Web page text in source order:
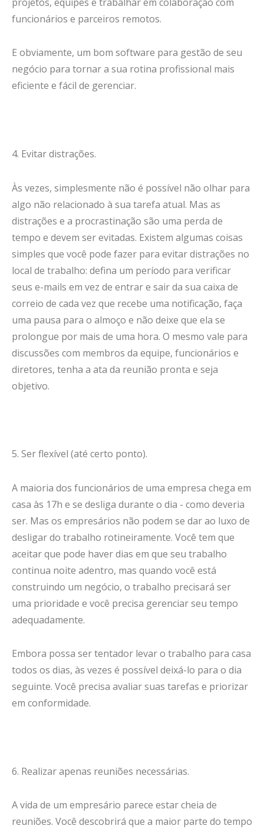
funcionários e parceiros remotos.
E obviamente, um bom software para gestão de seu
negócio para tornar a sua rotina profissional mais
eficiente e fácil de gerenciar.
4. Evitar distrações.
Às vezes, simplesmente não é possível não olhar para
algo não relacionado à sua tarefa atual. Mas as
distrações e a procrastinação são uma perda de
tempo e devem ser evitadas. Existem algumas coisas
simples que você pode fazer para evitar distrações no
local de trabalho: defina um período para verificar
seus e-mails em vez de entrar e sair da sua caixa de
correio de cada vez que recebe uma notificação, faça
uma pausa para o almoço e não deixe que ela se
prolongue por mais de uma hora. O mesmo vale para
discussões com membros da equipe, funcionários e
diretores, tenha a ata da reunião pronta e seja
objetivo.
5. Ser flexível (até certo ponto).
A maioria dos funcionários de uma empresa chega em
casa às 17h e se desliga durante o dia - como deveria
ser. Mas os empresários não podem se dar ao luxo de
desligar do trabalho rotineiramente. Você tem que
aceitar que pode haver dias em que seu trabalho
continua noite adentro, mas quando você está
construindo um negócio, o trabalho precisará ser
uma prioridade e você precisa gerenciar seu tempo
adequadamente.
Embora possa ser tentador levar o trabalho para casa
todos os dias, às vezes é possível deixá-lo para o dia
seguinte. Você precisa avaliar suas tarefas e priorizar
em conformidade.
6. Realizar apenas reuniões necessárias.
A vida de um empresário parece estar cheia de
reuniões. Você descobrirá que a maior parte do tempo